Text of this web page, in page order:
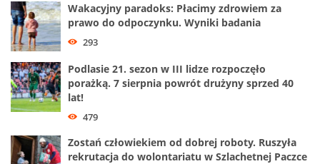
Wakacyjny paradoks: Płacimy zdrowiem za
prawo do odpoczynku. Wyniki badania
293
Podlasie 21. sezon w III lidze rozpoczęło
porażką. 7 sierpnia powrót drużyny sprzed 40
lat!
479
Zostań człowiekiem od dobrej roboty. Ruszyła
rekrutacja do wolontariatu w Szlachetnej Paczce